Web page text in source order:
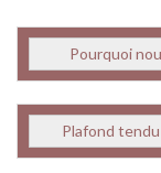
Pourquoi
Plafond